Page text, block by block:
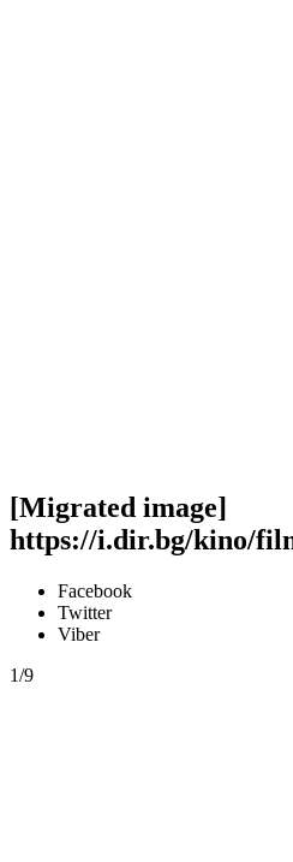
[Migrated image]
https://i.dir.bg/kino/
Facebook
Twitter
Viber
1/9